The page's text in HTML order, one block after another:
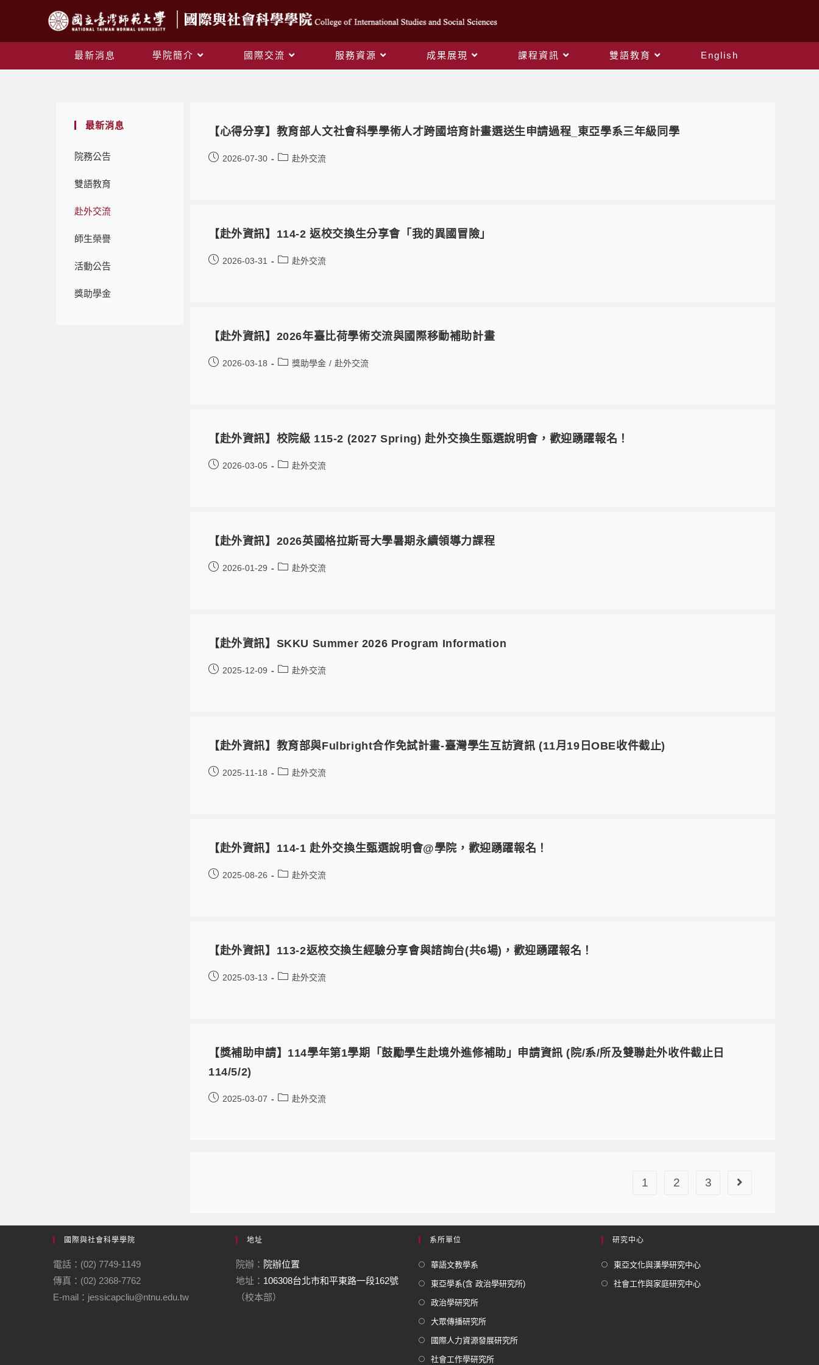
最新消息 學院簡介 國際交流 服務資源 成果展現 課程資訊 雙語教育 English
最新消息
院務公告
雙語教育
赴外交流
師生榮譽
活動公告
獎助學金
【心得分享】教育部人文社會科學學術人才跨國培育計畫選送生申請過程_東亞學系三年級同學
2026-07-30 赴外交流
【赴外資訊】114-2 返校交換生分享會「我的異國冒險」
2026-03-31 赴外交流
【赴外資訊】2026年臺比荷學術交流與國際移動補助計畫
2026-03-18 獎助學金 / 赴外交流
【赴外資訊】校院級 115-2 (2027 Spring) 赴外交換生甄選說明會，歡迎踴躍報名！
2026-03-05 赴外交流
【赴外資訊】2026英國格拉斯哥大學暑期永續領導力課程
2026-01-29 赴外交流
【赴外資訊】SKKU Summer 2026 Program Information
2025-12-09 赴外交流
【赴外資訊】教育部與Fulbright合作免試計畫-臺灣學生互訪資訊 (11月19日OBE收件截止)
2025-11-18 赴外交流
【赴外資訊】114-1 赴外交換生甄選說明會@學院，歡迎踴躍報名！
2025-08-26 赴外交流
【赴外資訊】113-2返校交換生經驗分享會與諮詢台(共6場)，歡迎踴躍報名！
2025-03-13 赴外交流
【獎補助申請】114學年第1學期「鼓勵學生赴境外進修補助」申請資訊 (院/系/所及雙聯赴外收件截止日
114/5/2)
2025-03-07 赴外交流
1 2 3
國際與社會科學學院
電話：(02) 7749-1149
傳真：(02) 2368-7762
E-mail：jessicapcliu@ntnu.edu.tw
地址
院辦： 院辦位置
地址： 106308台北市和平東路一段162號
（校本部）
系所單位
華語文教學系
東亞學系(含 政治學研究所)
政治學研究所
大眾傳播研究所
國際人力資源發展研究所
社會工作學研究所
研究中心
東亞文化與漢學研究中心
社會工作與家庭研究中心